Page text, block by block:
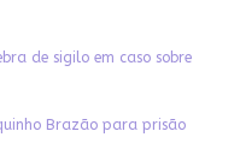
de sigilo em caso sobre
Brazão para prisão